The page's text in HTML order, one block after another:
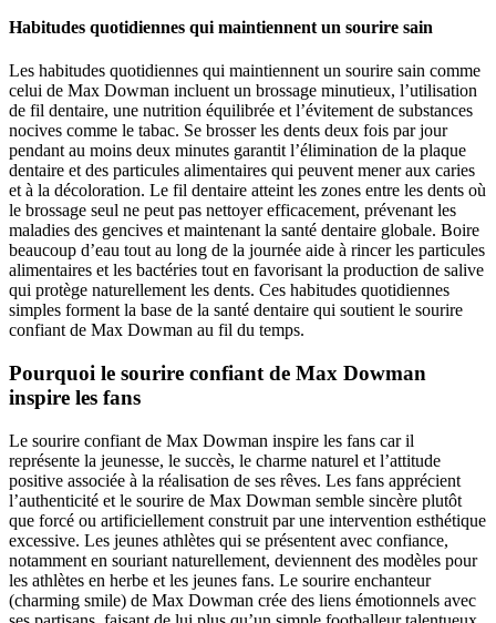
Habitudes quotidiennes qui maintiennent un sourire sain
Les habitudes quotidiennes qui maintiennent un sourire sain comme
celui de Max Dowman incluent un brossage minutieux, l’utilisation
de fil dentaire, une nutrition équilibrée et l’évitement de substances
nocives comme le tabac. Se brosser les dents deux fois par jour
pendant au moins deux minutes garantit l’élimination de la plaque
dentaire et des particules alimentaires qui peuvent mener aux caries
et à la décoloration. Le fil dentaire atteint les zones entre les dents où
le brossage seul ne peut pas nettoyer efficacement, prévenant les
maladies des gencives et maintenant la santé dentaire globale. Boire
beaucoup d’eau tout au long de la journée aide à rincer les particules
alimentaires et les bactéries tout en favorisant la production de salive
qui protège naturellement les dents. Ces habitudes quotidiennes
simples forment la base de la santé dentaire qui soutient le sourire
confiant de Max Dowman au fil du temps.
Pourquoi le sourire confiant de Max Dowman
inspire les fans
Le sourire confiant de Max Dowman inspire les fans car il
représente la jeunesse, le succès, le charme naturel et l’attitude
positive associée à la réalisation de ses rêves. Les fans apprécient
l’authenticité et le sourire de Max Dowman semble sincère plutôt
que forcé ou artificiellement construit par une intervention esthétique
excessive. Les jeunes athlètes qui se présentent avec confiance,
notamment en souriant naturellement, deviennent des modèles pour
les athlètes en herbe et les jeunes fans. Le sourire enchanteur
(charming smile) de Max Dowman crée des liens émotionnels avec